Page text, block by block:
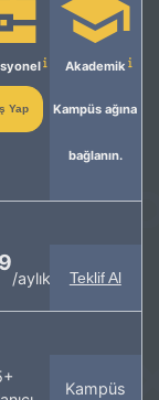
Yap
Akademik
Kampüs ağına
bağlanın.
/aylık Teklif Al
Kampüs